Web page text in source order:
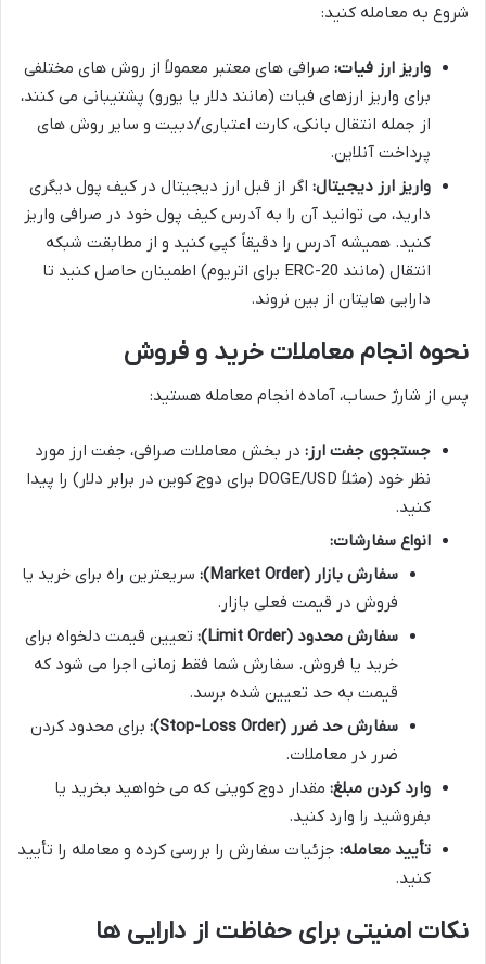
شروع به معامله کنید:
واریز ارز فیات: صرافی های معتبر معمولاً از روش های مختلفی
برای واریز ارزهای فیات (مانند دلار یا یورو) پشتیبانی می کنند،
از جمله انتقال بانکی، کارت اعتباری/دبیت و سایر روش های
پرداخت آنلاین.
واریز ارز دیجیتال: اگر از قبل ارز دیجیتال در کیف پول دیگری
دارید، می توانید آن را به آدرس کیف پول خود در صرافی واریز
کنید. همیشه آدرس را دقیقاً کپی کنید و از مطابقت شبکه
انتقال (مانند ERC-20 برای اتریوم) اطمینان حاصل کنید تا
دارایی هایتان از بین نروند.
نحوه انجام معاملات خرید و فروش
پس از شارژ حساب، آماده انجام معامله هستید:
جستجوی جفت ارز: در بخش معاملات صرافی، جفت ارز مورد
نظر خود (مثلاً DOGE/USD برای دوج کوین در برابر دلار) را پیدا
کنید.
انواع سفارشات:
سفارش بازار (Market Order):
سریعترین راه برای خرید یا
فروش در قیمت فعلی بازار.
سفارش محدود (Limit Order):
تعیین قیمت دلخواه برای
خرید یا فروش. سفارش شما فقط زمانی اجرا می شود که
قیمت به حد تعیین شده برسد.
سفارش حد ضرر (Stop-Loss Order):
برای محدود کردن
ضرر در معاملات.
وارد کردن مبلغ: مقدار دوج کوینی که می خواهید بخرید یا
بفروشید را وارد کنید.
تأیید معامله: جزئیات سفارش را بررسی کرده و معامله را تأیید
کنید.
نکات امنیتی برای حفاظت از دارایی ها